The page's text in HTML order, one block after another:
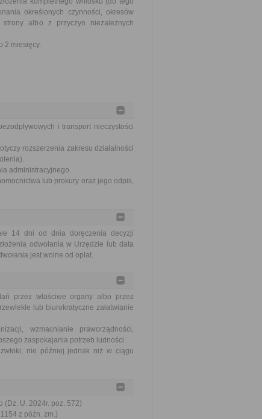
określonych czynności, okresów
albo z przyczyn niezależnych
2 miesięcy.
i transport nieczystości
rozszerzenia zakresu działalności
administracyjnego.
lub prokury oraz jego odpis,
14 dni od dnia doręczenia decyzji
odwołania w Urzędzie lub data
jest wolne od opłat.
przez właściwe organy albo przez
lub biurokratyczne załatwianie
wzmacnianie praworządności,
zaspokajania potrzeb ludności.
nie później jednak niż w ciągu
(Dz. U. 2024r. poz. 572)
z późn. zm.)